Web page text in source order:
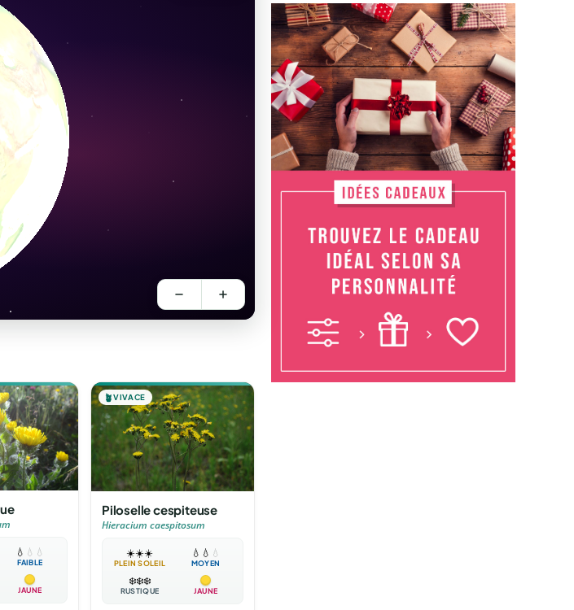
💧 💧 💧
FAIBLE
JAUNE
🪴VIVACE
Piloselle cespiteuse
Hieracium caespitosum
☀️☀️☀️
PLEIN SOLEIL
💧 💧 💧
MOYEN
❄️❄️❄️
RUSTIQUE JAUNE